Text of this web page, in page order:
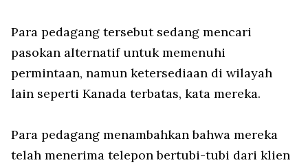
Para pedagang tersebut sedang mencari
pasokan alternatif untuk memenuhi
permintaan, namun ketersediaan di wilayah
lain seperti Kanada terbatas, kata mereka.
Para pedagang menambahkan bahwa mereka
telah menerima telepon bertubi-tubi dari klien